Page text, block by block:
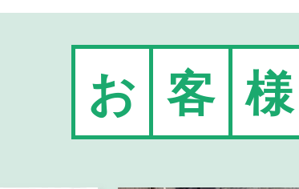
お 客 様